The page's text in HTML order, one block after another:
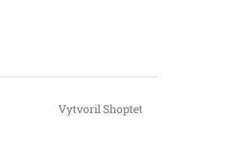
Vytvoril Shoptet